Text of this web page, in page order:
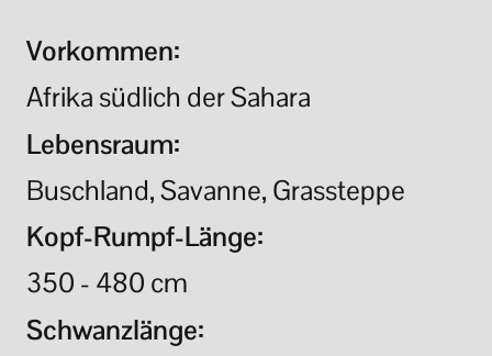
Vorkommen:
Afrika südlich der Sahara
Lebensraum:
Buschland, Savanne, Grassteppe
Kopf-Rumpf-Länge:
350 - 480 cm
Schwanzlänge: